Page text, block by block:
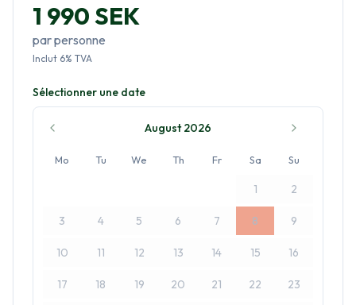
1 990 SEK
par personne
Inclut 6% TVA
Sélectionner une date
August 2026
Mo Tu We Th Fr Sa Su
1 2
3 4 5 6 7 8 9
10 11 12 13 14 15 16
17 18 19 20 21 22 23